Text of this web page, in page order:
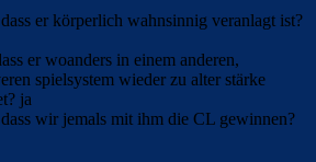
er körperlich wahnsinnig veranlagt ist?
er woanders in einem anderen,
spielsystem wieder zu alter stärke
ja
wir jemals mit ihm die CL gewinnen?